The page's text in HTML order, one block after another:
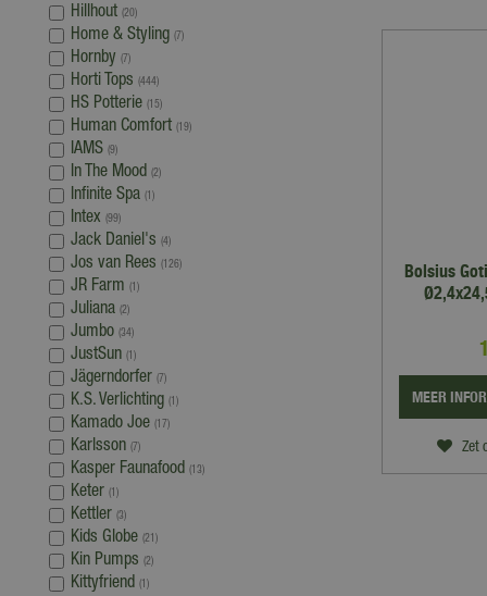
Bolsius
1
Zet
MEER
Hillhout (20)
Home & Styling (7)
Hornby (7)
Horti Tops (444)
HS Potterie (15)
Human Comfort (19)
IAMS (9)
In The Mood (2)
Infinite Spa
Intex (99)
Jack Daniel's (4)
Jos van Rees (126)
JR Farm
Juliana (2)
Jumbo (34)
JustSun
Jägerndorfer (7)
K.S. Verlichting
Kamado Joe (17)
Karlsson (7)
Kasper Faunafood (13)
Keter
Kettler (3)
Kids Globe (21)
Kin Pumps (2)
Kittyfriend